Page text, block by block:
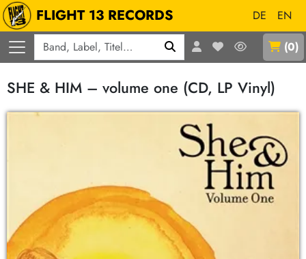
FLIGHT 13 RECORDS DE
EN
(0)
SHE & HIM – volume one (CD, LP Vinyl)